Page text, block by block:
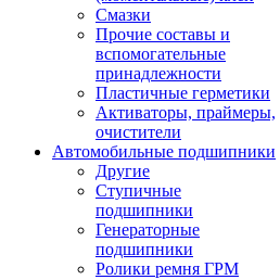
Смазки
Прочие составы и
вспомогательные
принадлежности
Пластичные герметики
Активаторы, праймеры,
очистители
Автомобильные подшипники
Другие
Ступичные
подшипники
Генераторные
подшипники
Ролики ремня ГРМ